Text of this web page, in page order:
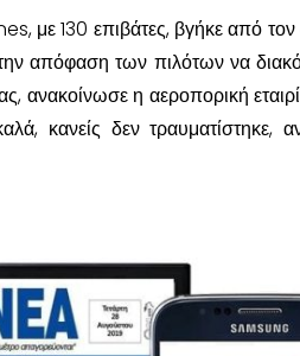
με 130 επιβάτες, βγήκε από
απόφαση των πιλότων να
ανακοίνωσε η αεροπορική
κανείς δεν τραυματίστηκε,